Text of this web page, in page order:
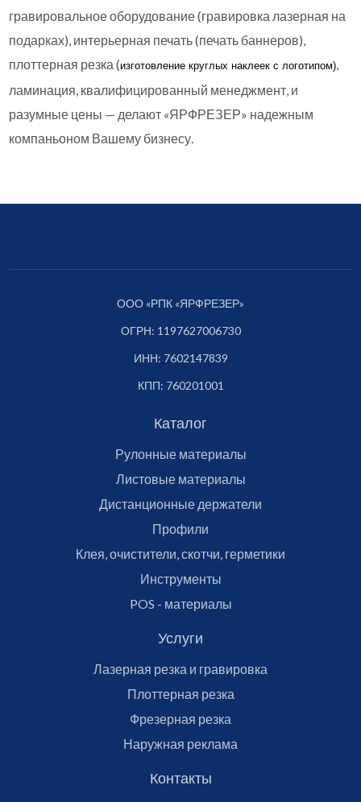
гравировальное оборудование (гравировка лазерная на
подарках), интерьерная печать (печать баннеров),
плоттерная резка (изготовление круглыхнаклеек с логотипом),
ламинация, квалифицированный менеджмент, и
разумные цены — делают «ЯРФРЕЗЕР» надежным
компаньоном Вашему бизнесу.
ООО «РПК «ЯРФРЕЗЕР»
ОГРН: 1197627006730
ИНН: 7602147839
КПП: 760201001
Каталог
Рулонные материалы
Листовые материалы
Дистанционные держатели
Профили
Клея, очистители, скотчи, герметики
Инструменты
POS - материалы
Услуги
Лазерная резка и гравировка
Плоттерная резка
Фрезерная резка
Наружная реклама
Контакты